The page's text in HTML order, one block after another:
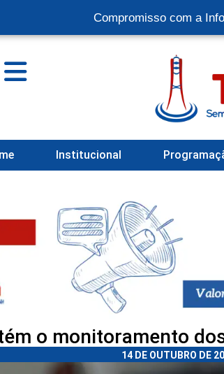
Compromisso com a
Institucional
o monitoramento
14 DE OUTUBRO DE